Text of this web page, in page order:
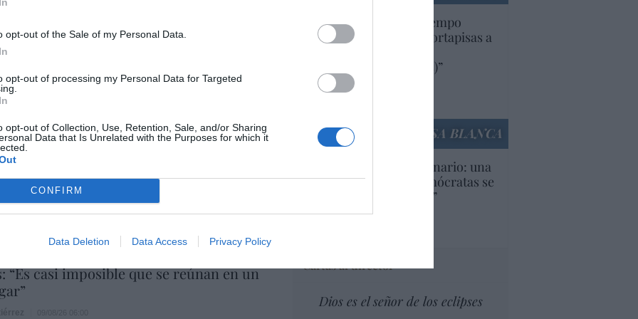
opt-out of the Sale of my Personal Data.
opt-out of processing my Personal Data for Targeted
opt-out of Collection, Use, Retention, Sale, and/or Sharing
Data that Is Unrelated with the Purposes for which it
CONFIRM
Data Deletion Data Access Privacy Policy
masones intentaron extorsionar al rey
09/08/26 06:00
“Es casi imposible que se reúnan en un
“Europa lleva mucho tiempo
poniendo aranceles y cortapisas a
americanas (y europeas)”
por Ana Sánchez Arjona
LA CASA BLANCA
EEUU. Inquietante escenario: una
tercera parte de los demócratas se
define como “socialista”
por Ignacio Aguirre
Cartas al director
Dios es el señor de los eclipses